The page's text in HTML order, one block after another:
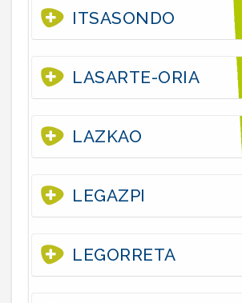
ITSASONDO
LASARTE-ORIA
LAZKAO
LEGAZPI
LEGORRETA